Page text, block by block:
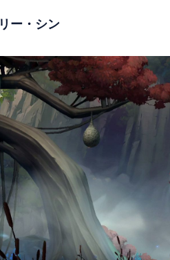
リー・シン